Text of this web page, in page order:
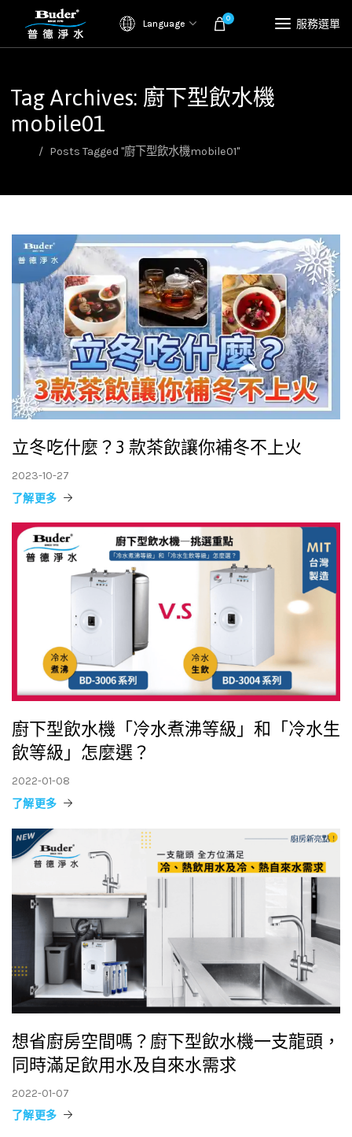
Language 0 服務選單
Tag Archives: 廚下型飲水機
mobile01
Posts Tagged "廚下型飲水機mobile01"
立冬吃什麼？3 款茶飲讓你補冬不上火
2023-10-27
了解更多
廚下型飲水機「冷水煮沸等級」和「冷水生
飲等級」怎麼選？
2022-01-08
了解更多
想省廚房空間嗎？廚下型飲水機一支龍頭，
同時滿足飲用水及自來水需求
2022-01-07
了解更多